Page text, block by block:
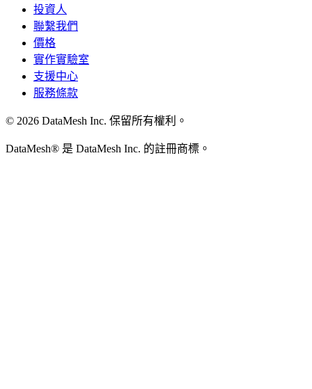
投資人
聯繫我們
價格
實作實驗室
支援中心
服務條款
© 2026 DataMesh Inc. 保留所有權利。
DataMesh® 是 DataMesh Inc. 的註冊商標。